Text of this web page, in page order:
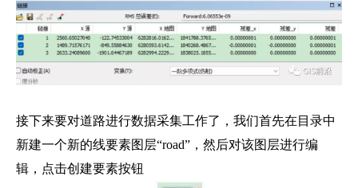
接下来要对道路进行数据采集工作了，我们首先在目录中
新建一个新的线要素图层“road”，然后对该图层进行编
辑，点击创建要素按钮